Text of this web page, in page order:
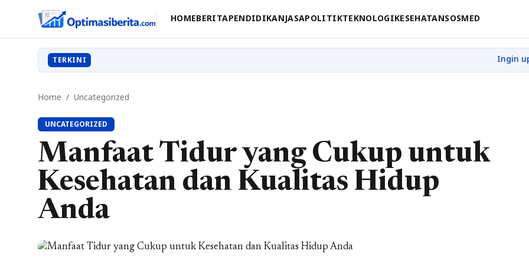
HOMEBERITAPENDIDIKANJASAPOLITIKTEKNOLOGIKESEHATANSOSMED
TERKINI
Home / Uncategorized
UNCATEGORIZED
Manfaat Tidur yang Cukup untuk
Kesehatan dan Kualitas Hidup
Anda